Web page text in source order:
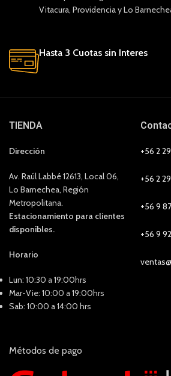
Vitacura, Providencia y Lo
Hasta 3 Cuotas sin Interes
TIENDA
Dirección
Av. Raúl Labbé 12613, Local 06,
Lo Barnechea, Región
Metropolitana.
Estacionamiento para clientes
disponibles.
Horario
Lun: 10:30 a 19:00hrs
Mar-Vie: 10:00 a 19:00hrs
Sab: 10:00 a 14:00 hrs
+56 2
+56 2
+56 9
+56 9
Métodos de pago